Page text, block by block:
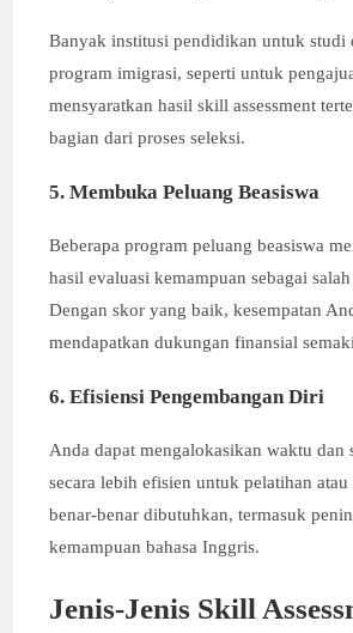
Banyak institusi pendidikan untuk studi
program imigrasi, seperti untuk
mensyaratkan hasil skill assessment
bagian dari proses seleksi.
5. Membuka Peluang Beasiswa
Beberapa program peluang beasiswa
hasil evaluasi kemampuan sebagai
Dengan skor yang baik, kesempatan
mendapatkan dukungan finansial
6. Efisiensi Pengembangan Diri
Anda dapat mengalokasikan waktu dan
secara lebih efisien untuk pelatihan atau
benar-benar dibutuhkan, termasuk
kemampuan bahasa Inggris.
Jenis-Jenis Skill